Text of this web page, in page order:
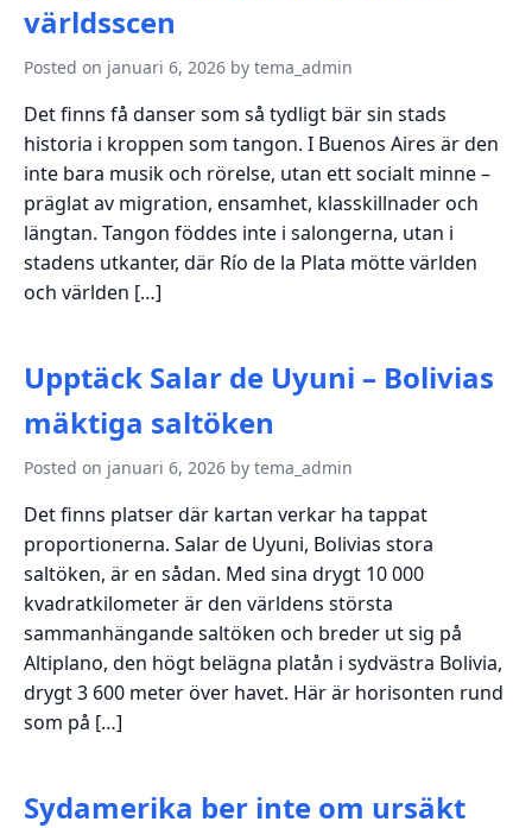
världsscen
Posted on januari 6, 2026 by tema_admin
Det finns få danser som så tydligt bär sin stads
historia i kroppen som tangon. I Buenos Aires är den
inte bara musik och rörelse, utan ett socialt minne –
präglat av migration, ensamhet, klasskillnader och
längtan. Tangon föddes inte i salongerna, utan i
stadens utkanter, där Río de la Plata mötte världen
och världen […]
Upptäck Salar de Uyuni – Bolivias
mäktiga saltöken
Posted on januari 6, 2026 by tema_admin
Det finns platser där kartan verkar ha tappat
proportionerna. Salar de Uyuni, Bolivias stora
saltöken, är en sådan. Med sina drygt 10 000
kvadratkilometer är den världens största
sammanhängande saltöken och breder ut sig på
Altiplano, den högt belägna platån i sydvästra Bolivia,
drygt 3 600 meter över havet. Här är horisonten rund
som på […]
Sydamerika ber inte om ursäkt